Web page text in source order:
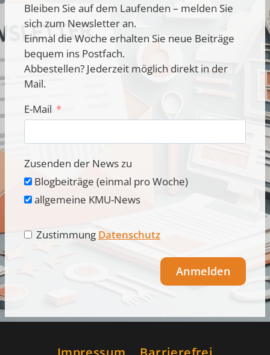
Bleiben Sie auf dem Laufenden – melden Sie
sich zum Newsletter an.
Einmal die Woche erhalten Sie neue Beiträge
bequem ins Postfach.
Abbestellen? Jederzeit möglich direkt in der
Mail.
E-Mail
Zusenden der News zu
Blogbeiträge (einmal pro Woche)
allgemeine KMU-News
Zustimmung Datenschutz
Anmelden